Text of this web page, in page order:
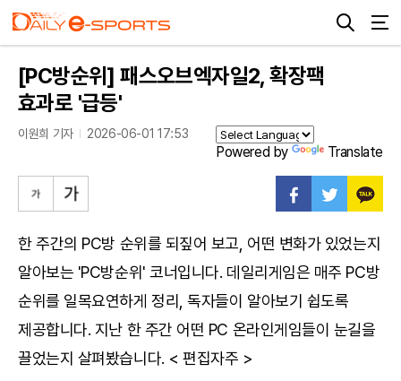
[PC방순위] 패스오브엑자일2, 확장팩
효과로 '급등'
이원희 기자 2026-06-01 17:53
Powered by Translate
한 주간의 PC방 순위를 되짚어 보고, 어떤 변화가 있었는지
알아보는 'PC방순위' 코너입니다. 데일리게임은 매주 PC방
순위를 일목요연하게 정리, 독자들이 알아보기 쉽도록
제공합니다. 지난 한 주간 어떤 PC 온라인게임들이 눈길을
끌었는지 살펴봤습니다. < 편집자주 >